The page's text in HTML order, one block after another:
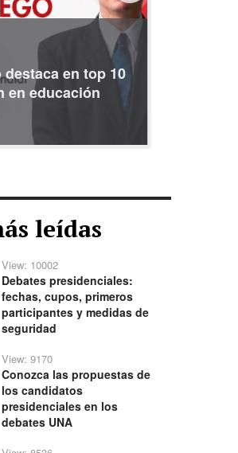
en top 10
en educación
leídas
View: 10002
Debates presidenciales:
fechas, cupos, primeros
participantes y medidas de
seguridad
View: 9170
Conozca las propuestas de
los candidatos
presidenciales en los
debates UNA